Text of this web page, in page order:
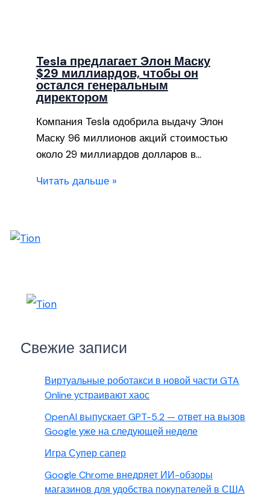
Tesla предлагает Элон Маску
$29 миллиардов, чтобы он
остался генеральным
директором
Компания Tesla одобрила выдачу Элон
Маску 96 миллионов акций стоимостью
около 29 миллиардов долларов в…
Читать дальше »
Свежие записи
Виртуальные роботакси в новой части GTA
Online устраивают хаос
OpenAI выпускает GPT-5.2 — ответ на вызов
Google уже на следующей неделе
Игра Супер сапер
Google Chrome внедряет ИИ-обзоры
магазинов для удобства покупателей в США